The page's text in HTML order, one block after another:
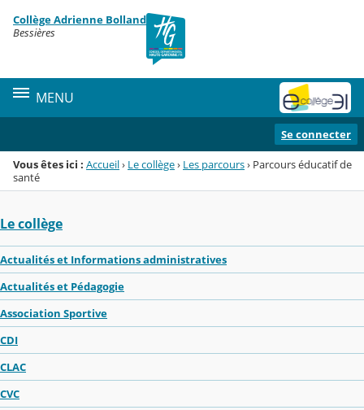
Menu de la rubrique
Contenu
Collège Adrienne Bolland
Bessières
MENU
Se connecter
Vous êtes ici : Accueil› Le collège› Les parcours› Parcours éducatif de
santé
Le collège
Actualités et Informations administratives
Actualités et Pédagogie
Association Sportive
CDI
CLAC
CVC